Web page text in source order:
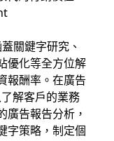
關鍵字研究、
優化等全方位解
報酬率。在廣告
解客戶的業務
廣告報告分析，
字策略，制定個